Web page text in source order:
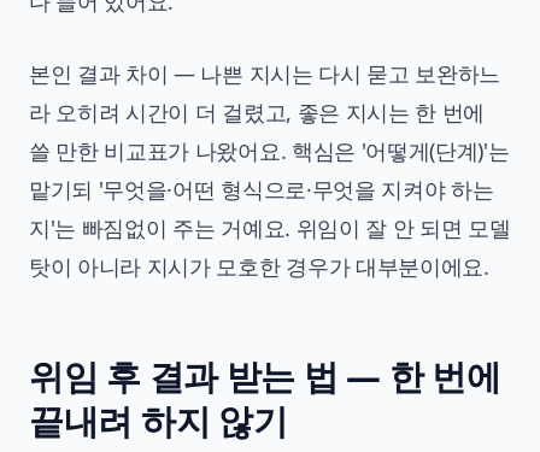
본인 결과 차이 — 나쁜 지시는 다시 묻고 보완하느
라 오히려 시간이 더 걸렸고, 좋은 지시는 한 번에
쓸 만한 비교표가 나왔어요. 핵심은 '어떻게(단계)'는
맡기되 '무엇을·어떤 형식으로·무엇을 지켜야 하는
지'는 빠짐없이 주는 거예요. 위임이 잘 안 되면 모델
탓이 아니라 지시가 모호한 경우가 대부분이에요.
위임 후 결과 받는 법 — 한 번에
끝내려 하지 않기